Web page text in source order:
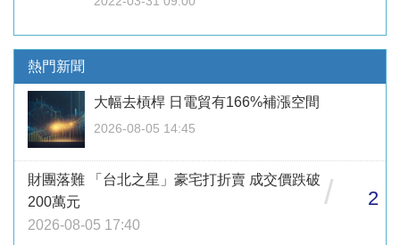
熱門新聞
大幅去槓桿 日電貿有166%補漲空間
2026-08-05 14:45
財團落難 「台北之星」豪宅打折賣 成交價跌破
200萬元
2026-08-05 17:40
/ 2